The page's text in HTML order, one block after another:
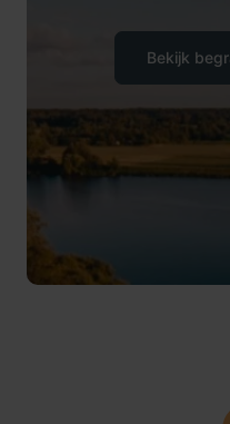
Bekijk